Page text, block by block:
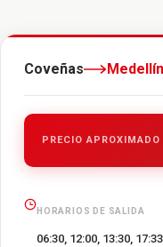
Coveñas Medellín
PRECIO APROXIMADO
HORARIOS DE SALIDA
06:30, 12:00, 13:30,